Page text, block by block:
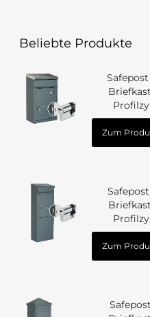
Beliebte Produkte
Zum
Zum